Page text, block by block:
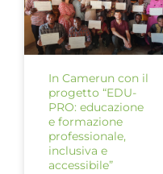
In Camerun con il
progetto “EDU-
PRO: educazione
e formazione
professionale,
inclusiva e
accessibile”